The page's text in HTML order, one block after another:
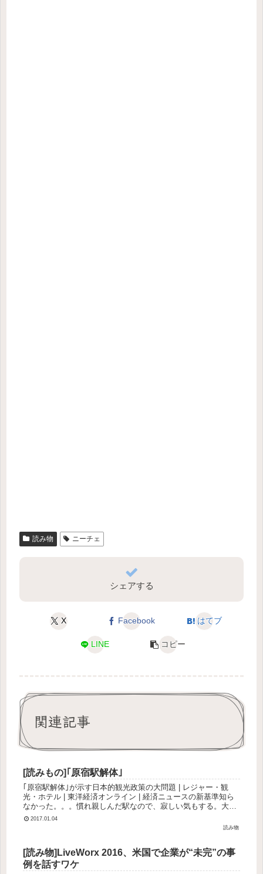
読み物 ニーチェ
シェアする
X Facebook はてブ
LINE コピー
関連記事
[読みもの]｢原宿駅解体｣
｢原宿駅解体｣が示す日本的観光政策の大問題 | レジャー・観
光・ホテル | 東洋経済オンライン | 経済ニュースの新基準知ら
なかった。。。慣れ親しんだ駅なので、寂しい気もする。大本
の問題点の話は確かにそうだなと思うけど、原宿駅について
2017.01.04
読み物
[読み物]LiveWorx 2016、米国で企業が“未完”の事
例を話すワケ